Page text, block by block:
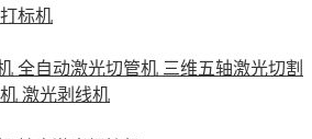
标机
全自动激光切管机 三维五轴激光切割
激光剥线机